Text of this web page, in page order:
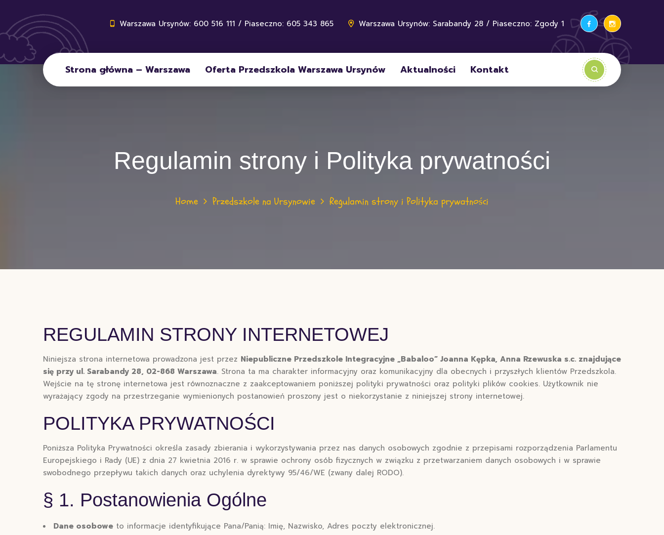
Warszawa Ursynów: 600 516 111 / Piaseczno: 605 343 865 Warszawa Ursynów: Sarabandy 28 / Piaseczno: Zgody 1
Strona główna – Warszawa Oferta Przedszkola Warszawa Ursynów Aktualności Kontakt
Regulamin strony i Polityka prywatności
Home Przedszkole na Ursynowie Regulamin strony i Polityka prywatności
REGULAMIN STRONY INTERNETOWEJ
Niniejsza strona internetowa prowadzona jest przez Niepubliczne Przedszkole Integracyjne „Babaloo” Joanna Kępka, Anna Rzewuska s.c. znajdujące
się przy ul. Sarabandy 28, 02-868 Warszawa. Strona ta ma charakter informacyjny oraz komunikacyjny dla obecnych i przyszłych klientów Przedszkola.
Wejście na tę stronę internetowa jest równoznaczne z zaakceptowaniem poniższej polityki prywatności oraz polityki plików cookies. Użytkownik nie
wyrażający zgody na przestrzeganie wymienionych postanowień proszony jest o niekorzystanie z niniejszej strony internetowej.
POLITYKA PRYWATNOŚCI
Poniższa Polityka Prywatności określa zasady zbierania i wykorzystywania przez nas danych osobowych zgodnie z przepisami rozporządzenia Parlamentu
Europejskiego i Rady (UE) z dnia 27 kwietnia 2016 r. w sprawie ochrony osób fizycznych w związku z przetwarzaniem danych osobowych i w sprawie
swobodnego przepływu takich danych oraz uchylenia dyrektywy 95/46/WE (zwany dalej RODO).
§ 1. Postanowienia Ogólne
Dane osobowe to informacje identyfikujące Pana/Panią: Imię, Nazwisko, Adres poczty elektronicznej.